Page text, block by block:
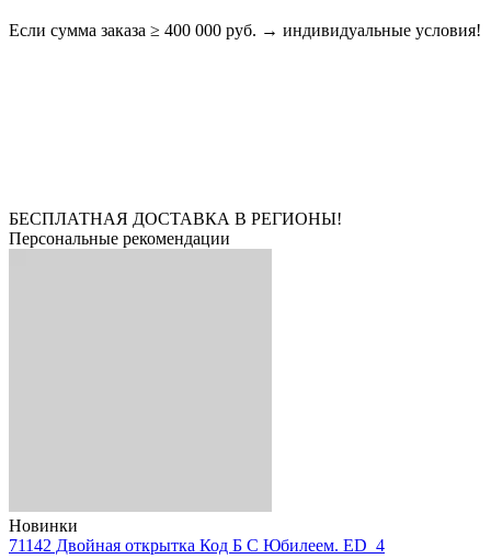
Если сумма заказа ≥ 400 000 руб. → индивидуальные условия!
БЕСПЛАТНАЯ ДОСТАВКА В РЕГИОНЫ!
Персональные рекомендации
Новинки
71142 Двойная открытка Код Б С Юбилеем. ED_4